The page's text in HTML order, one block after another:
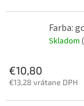
Farba:
Skladom
€10,80
€13,28 vrátane DPH